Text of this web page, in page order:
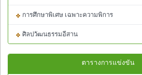
การศึกษาพิเศษ เฉพาะความพิการ
ศิลปวัฒนธรรมอีสาน
ตารางการแข่งขัน